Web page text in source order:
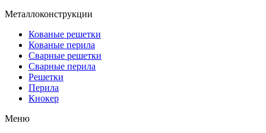
Металлоконструкции
Кованые решетки
Кованые перила
Сварные решетки
Сварные перила
Решетки
Перила
Кнокер
Меню